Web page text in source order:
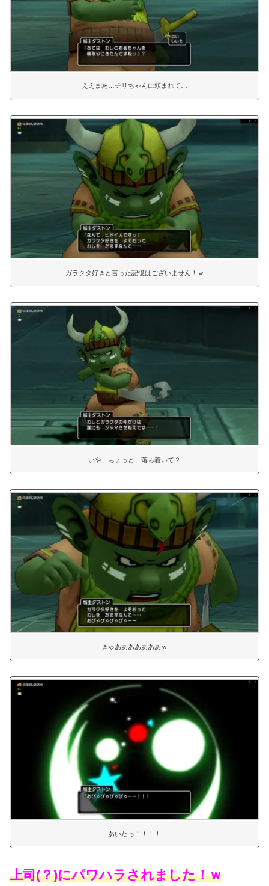
ええまあ…チリちゃんに頼まれて…
ガラクタ好きと言った記憶はございません！ｗ
いや、ちょっと、落ち着いて？
きゃあああああああｗ
あいたっ！！！！
上司(？)にパワハラされました！ｗ